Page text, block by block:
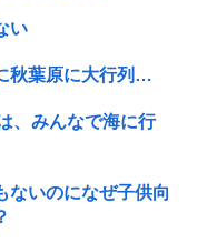
い
秋葉原に大行列…
、みんなで海に行
ないのになぜ子供向